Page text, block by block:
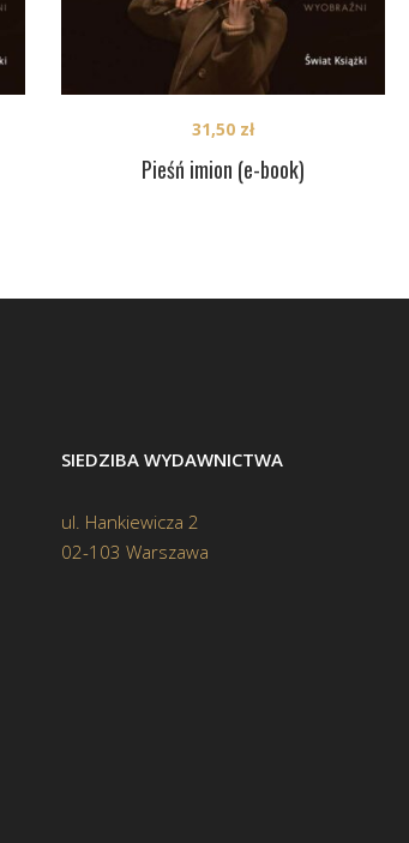
Pieśń imion (e-book)
31,50 zł
SIEDZIBA WYDAWNICTWA
ul. Hankiewicza 2
02-103 Warszawa